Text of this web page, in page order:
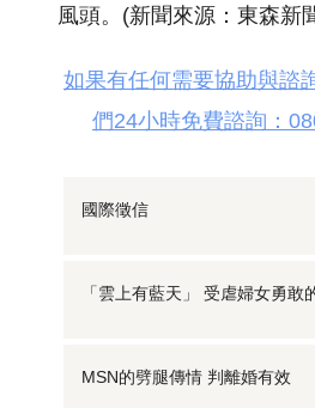
風頭。(新聞來源：東森新
如果有任何需要協助與諮
們24小時免費諮詢：
國際徵信
「雲上有藍天」 受虐婦女勇敢
MSN的劈腿傳情 判離婚有效